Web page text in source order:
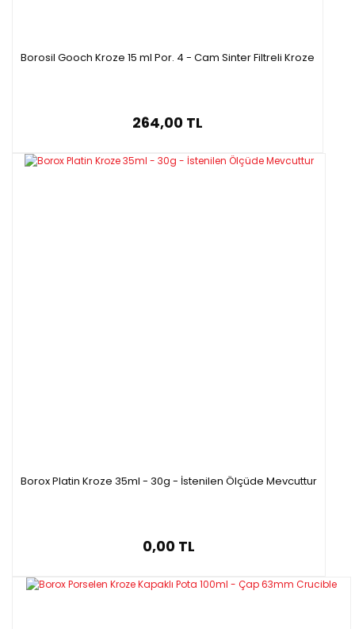
Borosil Gooch Kroze 15 ml Por. 4 - Cam Sinter Filtreli Kroze
264,00 TL
Borox Platin Kroze 35ml - 30g - İstenilen Ölçüde Mevcuttur
0,00 TL